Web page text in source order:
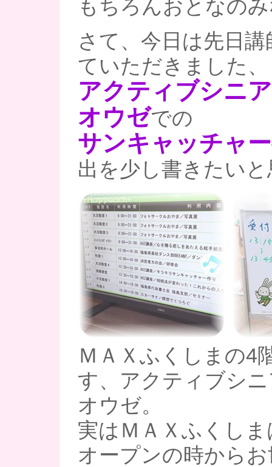
もちろんおとなの
さて、今日は先日
ていただきました、
アクティブシニ
オウゼでの
サンキャッチャ
出を少し書きたい
ＭＡＸふくしまの4
す、アクティブシ
オウゼ。
実はＭＡＸふくし
オープンの時から